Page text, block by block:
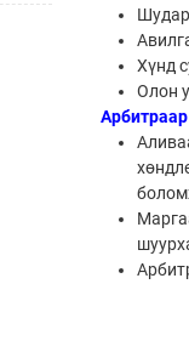
Хүнд
Олон